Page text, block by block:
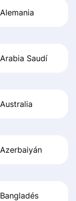
Recommend it!
Alemania
Arabia Saudí
Australia
Azerbaiyán
Bangladés